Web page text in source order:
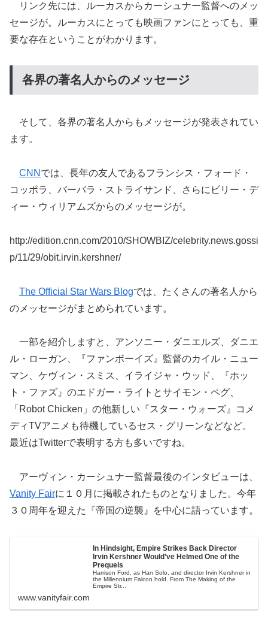
リンク先には、ルーカスからカーシュナー監督へのメッ
セージが。ルーカスにとっても映画ファンにとっても、重
要な存在ということがわかります。
各界の著名人からのメッセージ
そして、各界の著名人からもメッセージが発表されてい
ます。
CNN では、長年の友人であるフランシス・フォード・
コッポラ、バーバラ・ストライサンド、さらにビリー・デ
ィー・ウィリアムズからのメッセージが。
http://edition.cnn.com/2010/SHOWBIZ/celebrity.news.gossi
p/11/29/obit.irvin.kershner/
The Official Star Wars Blogでは、たくさんの著名人から
のメッセージがまとめられています。
一部を紹介しますと、アンソニー・ダニエルズ、ダニエ
ル・ローガン、『ファンボーイズ』監督のカイル・ニュー
マン、ケヴィン・スミス、イライジャ・ウッド、『ホッ
ト・ファズ』のエドガー・ライトとサイモン・ペグ、
「Robot Chicken」の他新しい『スター・ウォーズ』コメ
ディTVアニメも待機しているセス・グリーンなどなど。
最近はTwitterで表明する方も多いですね。
アーヴィン・カーシュナー監督最後のインタビューは、
Vanity Fairに１０月に掲載されたものとなりました。今年
３０周年を迎えた『帝国の逆襲』を中心に語っています。
In Hindsight, Empire Strikes Back Director
Irvin Kershner Would’ve Helmed One of the
Prequels
Harrison Ford, as Han Solo, and director Irvin Kershner in
the Millennium Falcon hold. From The Making of the
Empire Str...
www.vanityfair.com